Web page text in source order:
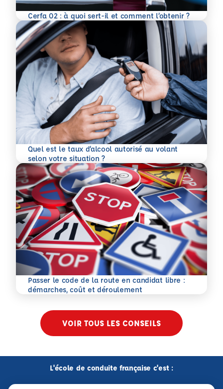
Cerfa 02 : à quoi sert-il et comment l’obtenir ?
En savoir plus
Quel est le taux d’alcool autorisé au volant
selon votre situation ?
En savoir plus
Passer le code de la route en candidat libre :
démarches, coût et déroulement
En savoir plus
VOIR TOUS LES CONSEILS
L'école de conduite française c'est :